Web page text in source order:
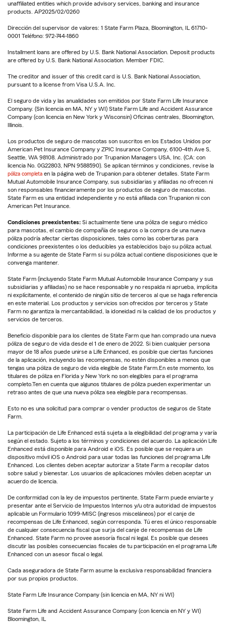
unaffiliated entities which provide advisory services, banking and insurance
products. AP2025/02/0260
Dirección del supervisor de valores: 1 State Farm Plaza, Bloomington, IL 61710-
0001 Teléfono: 972-744-1860
Installment loans are offered by U.S. Bank National Association. Deposit products
are offered by U.S. Bank National Association. Member FDIC.
The creditor and issuer of this credit card is U.S. Bank National Association,
pursuant to a license from Visa U.S.A. Inc.
El seguro de vida y las anualidades son emitidos por State Farm Life Insurance
Company. (Sin licencia en MA, NY y WI) State Farm Life and Accident Assurance
Company (con licencia en New York y Wisconsin) Oficinas centrales, Bloomington,
Illinois.
Los productos de seguro de mascotas son suscritos en los Estados Unidos por
American Pet Insurance Company y ZPIC Insurance Company, 6100-4th Ave S,
Seattle, WA 98108. Administrado por Trupanion Managers USA, Inc. (CA: con
licencia No. 0G22803, NPN 9588590). Se aplican términos y condiciones, revise la
póliza completa en la página web de Trupanion para obtener detalles. State Farm
Mutual Automobile Insurance Company, sus subsidiarias y afiliadas no ofrecen ni
son responsables financieramente por los productos de seguro de mascotas.
State Farm es una entidad independiente y no está afiliada con Trupanion ni con
American Pet Insurance.
Condiciones preexistentes: Si actualmente tiene una póliza de seguro médico
para mascotas, el cambio de compañía de seguros o la compra de una nueva
póliza podría afectar ciertas disposiciones, tales como las coberturas para
condiciones preexistentes o los deducibles ya establecidos bajo su póliza actual.
Informe a su agente de State Farm si su póliza actual contiene disposiciones que le
convenga mantener.
State Farm (incluyendo State Farm Mutual Automobile Insurance Company y sus
subsidiarias y afiliadas) no se hace responsable y no respalda ni aprueba, implícita
ni explícitamente, el contenido de ningún sitio de terceros al que se haga referencia
en este material. Los productos y servicios son ofrecidos por terceros y State
Farm no garantiza la mercantabilidad, la idoneidad ni la calidad de los productos y
servicios de terceros.
Beneficio disponible para los clientes de State Farm que han comprado una nueva
póliza de seguro de vida desde el 1 de enero de 2022. Si bien cualquier persona
mayor de 18 años puede unirse a Life Enhanced, es posible que ciertas funciones
de la aplicación, incluyendo las recompensas, no estén disponibles a menos que
tengas una póliza de seguro de vida elegible de State Farm.En este momento, los
titulares de póliza en Florida y New York no son elegibles para el programa
completo.Ten en cuenta que algunos titulares de póliza pueden experimentar un
retraso antes de que una nueva póliza sea elegible para recompensas.
Esto no es una solicitud para comprar o vender productos de seguros de State
Farm.
La participación de Life Enhanced está sujeta a la elegibilidad del programa y varía
según el estado. Sujeto a los términos y condiciones del acuerdo. La aplicación Life
Enhanced está disponible para Android e iOS. Es posible que se requiera un
dispositivo móvil iOS o Android para usar todas las funciones del programa Life
Enhanced. Los clientes deben aceptar autorizar a State Farm a recopilar datos
sobre salud y bienestar. Los usuarios de aplicaciones móviles deben aceptar un
acuerdo de licencia.
De conformidad con la ley de impuestos pertinente, State Farm puede enviarte y
presentar ante el Servicio de Impuestos Internos y/u otra autoridad de impuestos
aplicable un Formulario 1099-MISC (ingresos misceláneos) por el canje de
recompensas de Life Enhanced, según corresponda. Tú eres el único responsable
de cualquier consecuencia fiscal que surja del canje de recompensas de Life
Enhanced. State Farm no provee asesoría fiscal ni legal. Es posible que desees
discutir las posibles consecuencias fiscales de tu participación en el programa Life
Enhanced con un asesor fiscal o legal.
Cada aseguradora de State Farm asume la exclusiva responsabilidad financiera
por sus propios productos.
State Farm Life Insurance Company (sin licencia en MA, NY ni WI)
State Farm Life and Accident Assurance Company (con licencia en NY y WI)
Bloomington, IL